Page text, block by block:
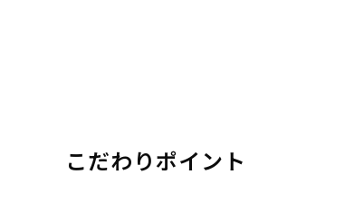
こだわりポイント